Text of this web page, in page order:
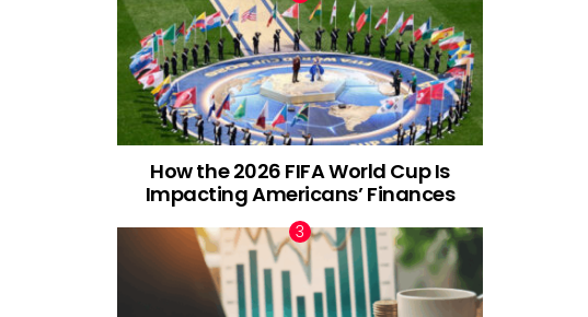
How the 2026 FIFA World Cup Is
Impacting Americans’ Finances